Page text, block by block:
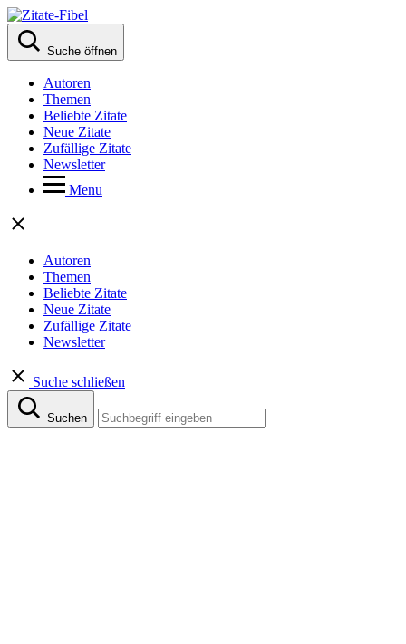
Suche öffnen
Autoren
Themen
Beliebte Zitate
Neue Zitate
Zufällige Zitate
Newsletter
Menu
Autoren
Themen
Beliebte Zitate
Neue Zitate
Zufällige Zitate
Newsletter
Suche schließen
Suchen